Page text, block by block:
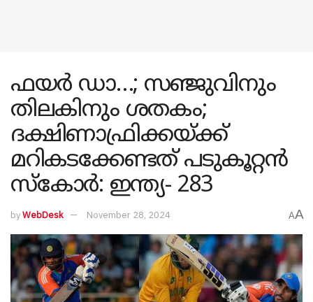
ഫയർ ഡാ…; സഞ്ജുവിനും
തിലകിനും ശതകം;
ദക്ഷിണാഫ്രിക്കയ്ക്ക്
മറികടക്കേണ്ടത് പടുകൂറ്റൻ
സ്കോർ: ഇന്ത്യ- 283
byWebDesk November 28, 2024 AA